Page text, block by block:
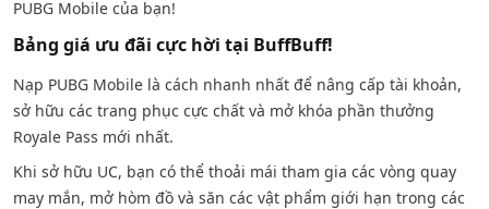
PUBG Mobile của bạn!
Bảng giá ưu đãi cực hời tại BuffBuff!
Nạp PUBG Mobile là cách nhanh nhất để nâng cấp tài khoản,
sở hữu các trang phục cực chất và mở khóa phần thưởng
Royale Pass mới nhất.
Khi sở hữu UC, bạn có thể thoải mái tham gia các vòng quay
may mắn, mở hòm đồ và săn các vật phẩm giới hạn trong các